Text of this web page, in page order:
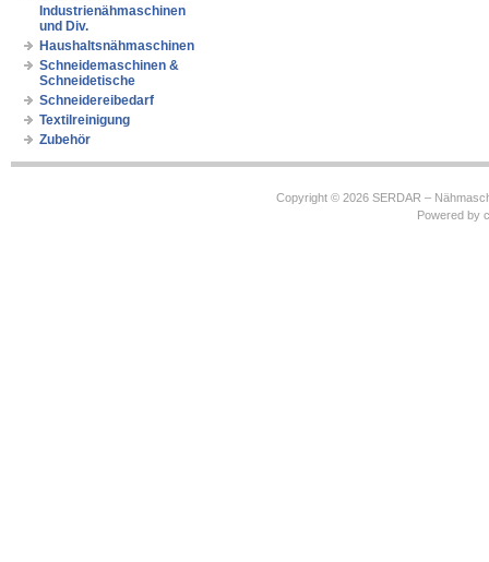
Industrienähmaschinen
und Div.
Haushaltsnähmaschinen
Schneidemaschinen &
Schneidetische
Schneidereibedarf
Textilreinigung
Zubehör
Copyright © 2026 SERDAR –
Powered by